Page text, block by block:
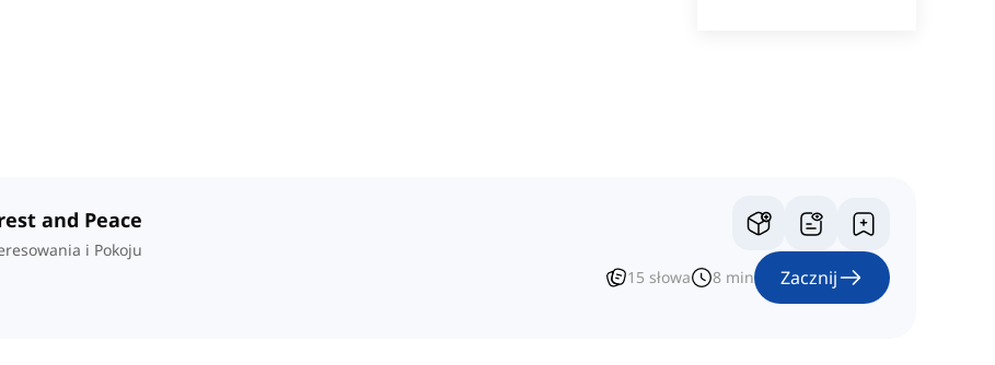
and Peace
i Pokoju
15 słowa 8 min Zacznij